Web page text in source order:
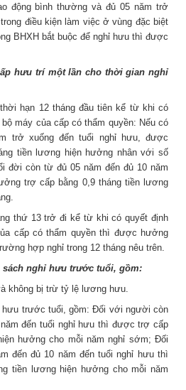
động bình thường và đủ 05 năm trở
điều kiện làm việc ở vùng đặc biệt
BHXH bắt buộc để nghỉ hưu thì được
hưu trí một lần cho thời gian nghỉ
hạn 12 tháng đầu tiên kể từ khi có
máy của cấp có thẩm quyền: Nếu có
trở xuống đến tuổi nghỉ hưu, được
tiền lương hiện hưởng nhân với số
đời còn từ đủ 05 năm đến đủ 10 năm
trợ cấp bằng 0,9 tháng tiền lương
thứ 13 trở đi kể từ khi có quyết định
cấp có thẩm quyền thì được hưởng
hợp nghỉ trong 12 tháng nêu trên.
nghỉ hưu trước tuổi, gồm:
không bị trừ tỷ lệ lương hưu.
trước tuổi, gồm: Đối với người còn
đến tuổi nghỉ hưu thì được trợ cấp
hưởng cho mỗi năm nghỉ sớm; Đối
đến đủ 10 năm đến tuổi nghỉ hưu thì
tiền lương hiện hưởng cho mỗi năm